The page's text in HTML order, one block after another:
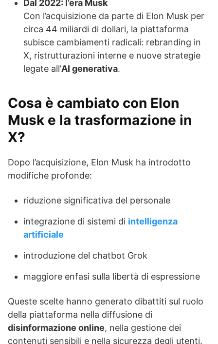
Dal 2022: l’era Musk
Con l’acquisizione da parte di Elon Musk per
circa 44 miliardi di dollari, la piattaforma
subisce cambiamenti radicali: rebranding in
X, ristrutturazioni interne e nuove strategie
legate all’AI generativa.
Cosa è cambiato con Elon
Musk e la trasformazione in
X?
Dopo l’acquisizione, Elon Musk ha introdotto
modifiche profonde:
riduzione significativa del personale
integrazione di sistemi di intelligenza
artificiale
introduzione del chatbot Grok
maggiore enfasi sulla libertà di espressione
Queste scelte hanno generato dibattiti sul ruolo
della piattaforma nella diffusione di
disinformazione online, nella gestione dei
contenuti sensibili e nella sicurezza degli utenti.